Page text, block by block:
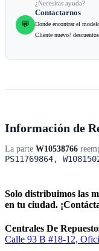
💬
¿Necesitas ayuda?
Contactarnos
Donde encontrar el
Cliente nuevo?
Información de
La parte W10538766
PS11769864,
Solo distribuimos las
en tu ciudad.
Centrales De
Calle 93 B #18-12,